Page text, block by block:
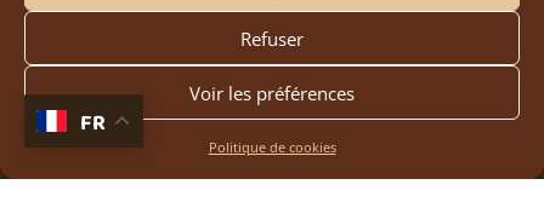
Refuser
Voir les préférences
Politique de cookies
FR